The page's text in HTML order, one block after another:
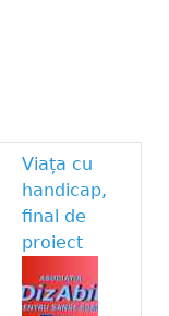
Viața cu
handicap,
final de
proiect